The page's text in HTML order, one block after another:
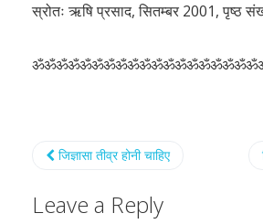
स्रोतः ऋषि प्रसाद, सितम्बर 2001, पृष्ठ
जिज्ञासा तीव्र होनी चाहिए
Leave a Reply